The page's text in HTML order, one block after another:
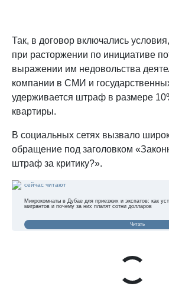
Так, в договор включались
при расторжении по инициативе
выражении им недовольства
компании в СМИ и
удерживается штраф в размере
квартиры.
В социальных сетях вызвало
обращение под заголовком
штраф за критику?».
сейчас читают
Микрокомнаты в Дубае для приезжих и экспатов: как
мигрантов и почему за них платят сотни долларов
Читать